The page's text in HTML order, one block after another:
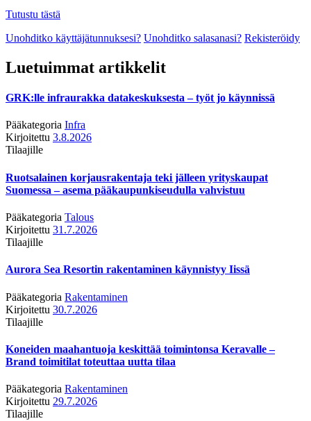
Tutustu tästä
Unohditko käyttäjätunnuksesi? Unohditko salasanasi? Rekisteröidy
Luetuimmat artikkelit
GRK:lle infraurakka datakeskuksesta – työt jo käynnissä
Pääkategoria Infra
Kirjoitettu 3.8.2026
Tilaajille
Ruotsalainen korjausrakentaja teki jälleen yrityskaupat
Suomessa – asema pääkaupunkiseudulla vahvistuu
Pääkategoria Talous
Kirjoitettu 31.7.2026
Tilaajille
Aurora Sea Resortin rakentaminen käynnistyy Iissä
Pääkategoria Rakentaminen
Kirjoitettu 30.7.2026
Tilaajille
Koneiden maahantuoja keskittää toimintonsa Keravalle –
Brand toimitilat toteuttaa uutta tilaa
Pääkategoria Rakentaminen
Kirjoitettu 29.7.2026
Tilaajille